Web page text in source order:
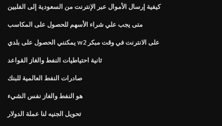
كيفية إرسال الأموال عبر الإنترنت من السعودية إلى الفلبين
متى يجب علي شراء الأسهم للحصول على المكاسب
يمكنني الحصول على بلدي w2 على الانترنت في وقت مبكر
ثانية احتياطيات النفط والغاز القواعد
صادرات النفط العالمية للبنك
هو النفط والغاز نفس الشيء
تحويل الجنيه لنا عملة الدولار